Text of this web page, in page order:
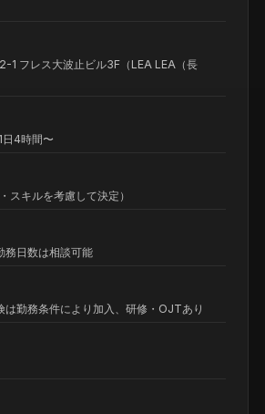
1 フレス大波止ビル3F（LEA LEA（長
日4時間〜
スキルを考慮して決定）
務日数は相談可能
は勤務条件により加入、研修・OJTあり